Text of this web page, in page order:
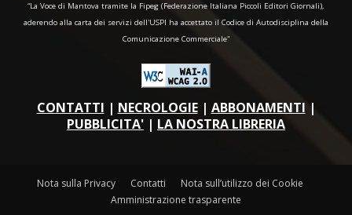
“La Voce di Mantova tramite la Fipeg (Federazione Italiana Piccoli Editori Giornali),
aderendo alla carta dei servizi dell'USPI ha accettato il Codice di Autodisciplina della
Comunicazione Commerciale"
CONTATTI | NECROLOGIE| ABBONAMENTI |
PUBBLICITA' | LA NOSTRA LIBRERIA
Nota sulla Privacy Contatti
Nota sull’utilizzo dei Cookie
Amministrazione trasparente